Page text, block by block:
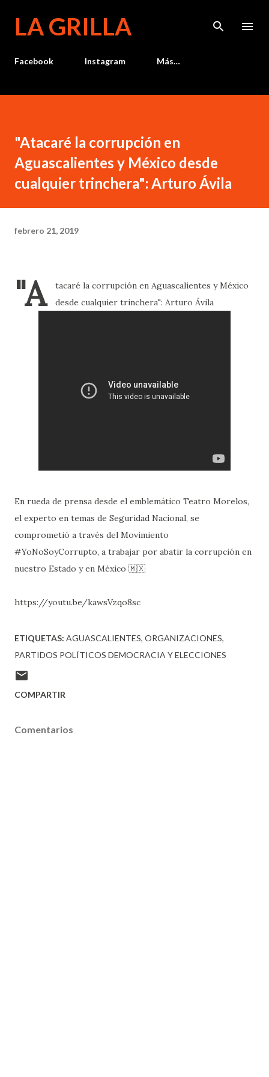
LA GRILLA
Facebook Instagram Más…
"Atacaré la corrupción en
Aguascalientes y México desde
cualquier trinchera": Arturo Ávila
febrero 21, 2019
"A
tacaré la corrupción en Aguascalientes y México
desde cualquier trinchera": Arturo Ávila
En rueda de prensa desde el emblemático Teatro Morelos,
el experto en temas de Seguridad Nacional, se
comprometió a través del Movimiento
#YoNoSoyCorrupto, a trabajar por abatir la corrupción en
nuestro Estado y en México 🇲🇽
https://youtu.be/kawsVzqo8sc
ETIQUETAS: AGUASCALIENTES ORGANIZACIONES
PARTIDOS POLÍTICOS DEMOCRACIA Y ELECCIONES
COMPARTIR
Comentarios